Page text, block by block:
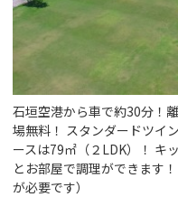
石垣空港から車で約30分！
場無料！ スタンダードツイ
ースは79㎡（２LDK）！ キ
とお部屋で調理ができます
が必要です）